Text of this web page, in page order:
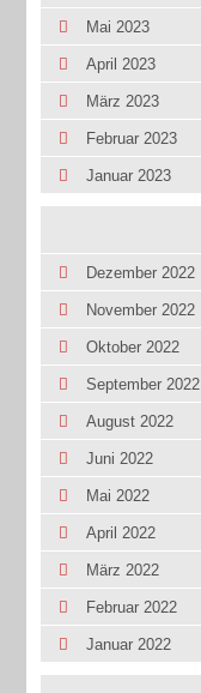
Mai 2023
April 2023
März 2023
Februar 2023
Januar 2023
Dezember 2022
November 2022
Oktober 2022
September 2022
August 2022
Juni 2022
Mai 2022
April 2022
März 2022
Februar 2022
Januar 2022